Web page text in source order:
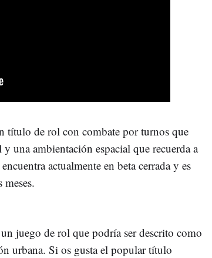
título de rol con combate por turnos que
una ambientación espacial que recuerda a
actualmente en beta cerrada y es
meses.
juego de rol que podría ser descrito como
urbana. Si os gusta el popular título